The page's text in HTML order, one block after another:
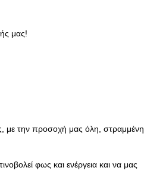
μας!
με την προσοχή μας όλη, στραμμένη
φως και ενέργεια και να μας